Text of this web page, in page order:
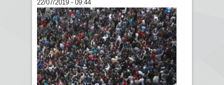
22/07/2019 - 09:44